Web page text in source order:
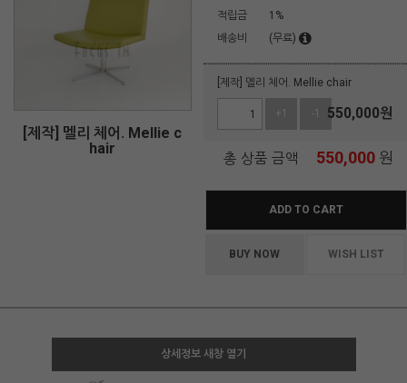
[제작] 멜리 체어. Mellie c
hair
적립금
1%
배송비
(무료)
[제작] 멜리 체어. Mellie chair
+1 -1 550,000원
총 상품 금액 550,000 원
ADD TO CART
BUY NOW WISH LIST
상세정보 새창 열기